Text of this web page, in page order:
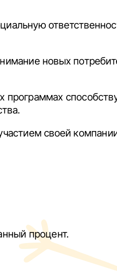
новых
программах
своей
процент.